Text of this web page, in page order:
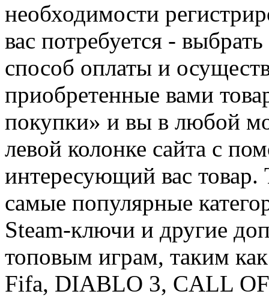
необходимости
вас потребуется -
способ оплаты и
приобретенные вами
покупки» и вы в любой
левой колонке сайта с
интересующий вас
самые популярные
Steam-ключи и другие
топовым играм, таким
Fifa, DIABLO 3, CALL